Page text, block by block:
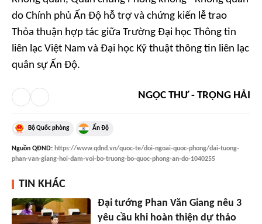
do Chính phủ Ấn Độ hỗ trợ và chứng kiến lễ trao
Thỏa thuận hợp tác giữa Trường Đại học Thông tin
liên lạc Việt Nam và Đại học Kỹ thuật thông tin liên lạc
quân sự Ấn Độ.
NGỌC THƯ - TRỌNG HẢI
Bộ Quốc phòng Ấn Độ
Nguồn QĐND: https://www.qdnd.vn/quoc-te/doi-ngoai-quoc-phong/dai-tuong-
phan-van-giang-hoi-dam-voi-bo-truong-bo-quoc-phong-an-do-1040255
TIN KHÁC
Đại tướng Phan Văn Giang nêu 3
yêu cầu khi hoàn thiện dự thảo